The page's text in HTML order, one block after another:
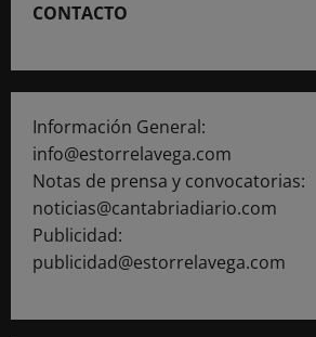
CONTACTO
Información General:
info@estorrelavega.com
Notas de prensa y convocatorias:
noticias@cantabriadiario.com
Publicidad:
publicidad@estorrelavega.com